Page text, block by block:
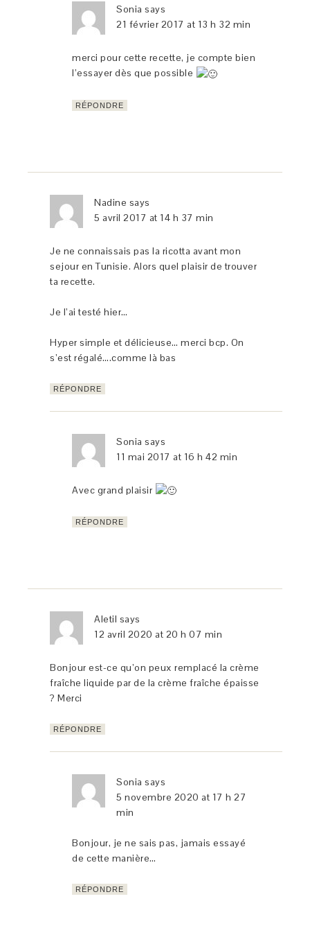
Sonia says
21 février 2017 at 13 h 32 min
merci pour cette recette, je compte bien
l’essayer dès que possible
RÉPONDRE
Nadine says
5 avril 2017 at 14 h 37 min
Je ne connaissais pas la ricotta avant mon
sejour en Tunisie. Alors quel plaisir de trouver
ta recette.
Je l’ai testé hier…
Hyper simple et délicieuse… merci bcp. On
s’est régalé….comme là bas
RÉPONDRE
Sonia says
11 mai 2017 at 16 h 42 min
Avec grand plaisir
RÉPONDRE
Aletil says
12 avril 2020 at 20 h 07 min
Bonjour est-ce qu’on peux remplacé la crème
fraîche liquide par de la crème fraîche épaisse
? Merci
RÉPONDRE
Sonia says
5 novembre 2020 at 17 h 27
min
Bonjour, je ne sais pas, jamais essayé
de cette manière…
RÉPONDRE